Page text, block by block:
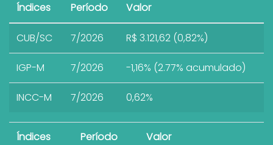
Índices Período Valor
CUB/SC 7/2026 R$ 3.121,62 (0,82%)
IGP-M 7/2026 -1,16% (2.77% acumulado)
INCC-M 7/2026 0,62%
Índices Período Valor